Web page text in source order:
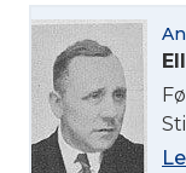
English
Norsk